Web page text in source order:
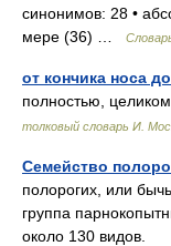
синонимов: 28 •
мере (36) …
от кончика носа
полностью,
толковый словарь И.
Семейство
полорогих, или
группа
около 130 видов.